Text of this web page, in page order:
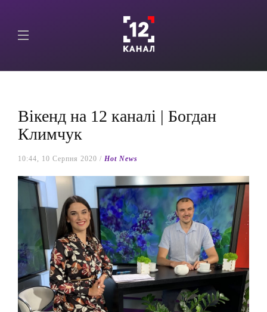
Вікенд на 12 каналі | Богдан
Климчук
10:44, 10 Серпня 2020 / Hot News